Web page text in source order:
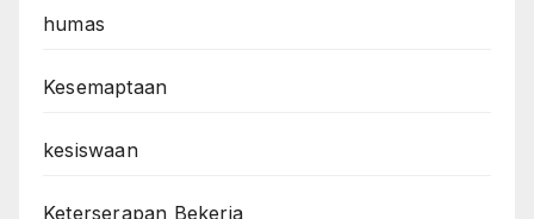
humas
Kesemaptaan
kesiswaan
Keterserapan Bekerja